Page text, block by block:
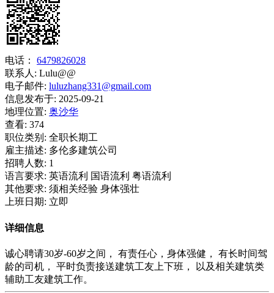
电话：
6479826028
联系人: Lulu@@
电子邮件: luluzhang331@gmail.com
信息发布于: 2025-09-21
地理位置: 奥沙华
查看: 374
职位类别: 全职长期工
雇主描述: 多伦多建筑公司
招聘人数: 1
语言要求: 英语流利 国语流利 粤语流利
其他要求: 须相关经验 身体强壮
上班日期: 立即
详细信息
诚心聘请30岁-60岁之间， 有责任心，身体强健， 有长时间驾
龄的司机， 平时负责接送建筑工友上下班， 以及相关建筑类
辅助工友建筑工作。